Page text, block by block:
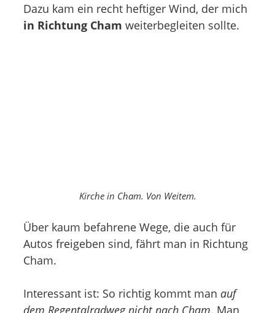
Dazu kam ein recht heftiger Wind, der mich
in Richtung Cham weiterbegleiten sollte.
Kirche in Cham. Von Weitem.
Über kaum befahrene Wege, die auch für
Autos freigeben sind, fährt man in Richtung
Cham.
Interessant ist: So richtig kommt man auf